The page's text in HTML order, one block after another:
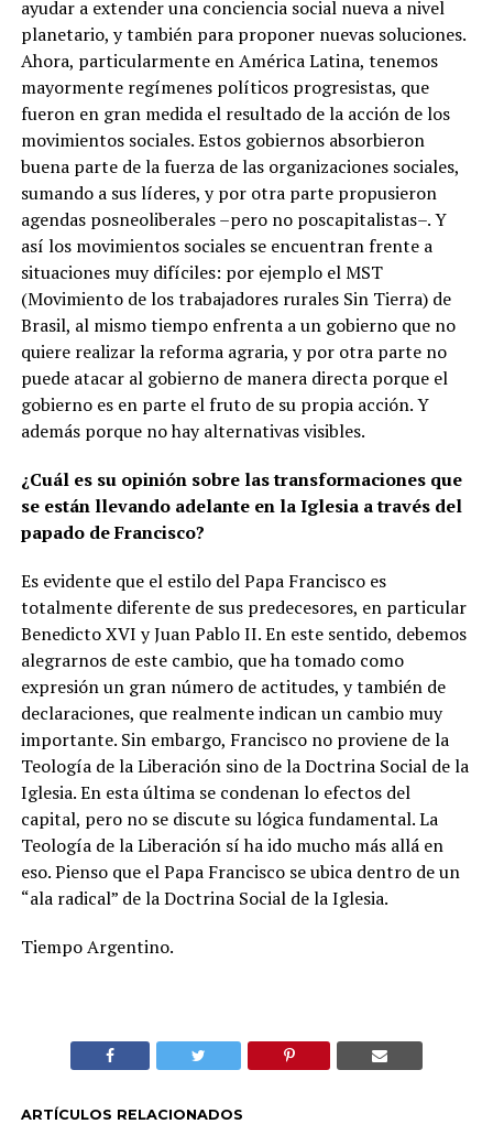
ayudar a extender una conciencia social nueva a nivel
planetario, y también para proponer nuevas soluciones.
Ahora, particularmente en América Latina, tenemos
mayormente regímenes políticos progresistas, que
fueron en gran medida el resultado de la acción de los
movimientos sociales. Estos gobiernos absorbieron
buena parte de la fuerza de las organizaciones sociales,
sumando a sus líderes, y por otra parte propusieron
agendas posneoliberales –pero no poscapitalistas–. Y
así los movimientos sociales se encuentran frente a
situaciones muy difíciles: por ejemplo el MST
(Movimiento de los trabajadores rurales Sin Tierra) de
Brasil, al mismo tiempo enfrenta a un gobierno que no
quiere realizar la reforma agraria, y por otra parte no
puede atacar al gobierno de manera directa porque el
gobierno es en parte el fruto de su propia acción. Y
además porque no hay alternativas visibles.
¿Cuál es su opinión sobre las transformaciones que
se están llevando adelante en la Iglesia a través del
papado de Francisco?
Es evidente que el estilo del Papa Francisco es
totalmente diferente de sus predecesores, en particular
Benedicto XVI y Juan Pablo II. En este sentido, debemos
alegrarnos de este cambio, que ha tomado como
expresión un gran número de actitudes, y también de
declaraciones, que realmente indican un cambio muy
importante. Sin embargo, Francisco no proviene de la
Teología de la Liberación sino de la Doctrina Social de la
Iglesia. En esta última se condenan lo efectos del
capital, pero no se discute su lógica fundamental. La
Teología de la Liberación sí ha ido mucho más allá en
eso. Pienso que el Papa Francisco se ubica dentro de un
“ala radical” de la Doctrina Social de la Iglesia.
Tiempo Argentino.
ARTÍCULOS RELACIONADOS